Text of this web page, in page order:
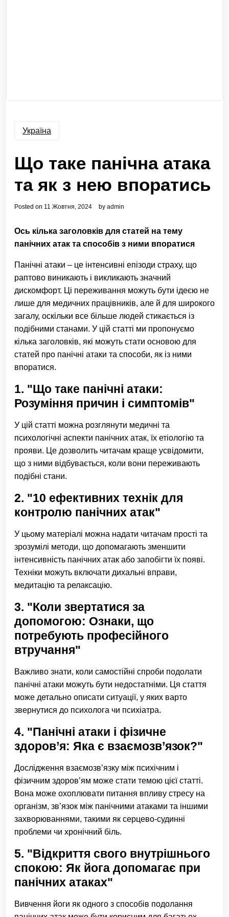
Україна
Що таке панічна атака
та як з нею впоратись
Posted on 11 Жовтня, 2024 by admin
Ось кілька заголовків для статей на тему
панічних атак та способів з ними впоратися
Панічні атаки – це інтенсивні епізоди страху, що
раптово виникають і викликають значний
дискомфорт. Ці переживання можуть бути ідеєю не
лише для медичних працівників, але й для широкого
загалу, оскільки все більше людей стикається із
подібними станами. У цій статті ми пропонуємо
кілька заголовків, які можуть стати основою для
статей про панічні атаки та способи, як із ними
впоратися.
1. "Що таке панічні атаки:
Розуміння причин і симптомів"
У цій статті можна розглянути медичні та
психологічні аспекти панічних атак, їх етіологію та
прояви. Це дозволить читачам краще усвідомити,
що з ними відбувається, коли вони переживають
подібні стани.
2. "10 ефективних технік для
контролю панічних атак"
У цьому матеріалі можна надати читачам прості та
зрозумілі методи, що допомагають зменшити
інтенсивність панічних атак або запобігти їх появі.
Техніки можуть включати дихальні вправи,
медитацію та релаксацію.
3. "Коли звертатися за
допомогою: Ознаки, що
потребують професійного
втручання"
Важливо знати, коли самостійні спроби подолати
панічні атаки можуть бути недостатніми. Ця стаття
може детально описати ситуації, у яких варто
звернутися до психолога чи психіатра.
4. "Панічні атаки і фізичне
здоров’я: Яка є взаємозв’язок?"
Дослідження взаємозв’язку між психічним і
фізичним здоров’ям може стати темою цієї статті.
Вона може охоплювати питання впливу стресу на
організм, зв’язок між панічними атаками та іншими
захворюваннями, такими як серцево-судинні
проблеми чи хронічний біль.
5. "Відкриття свого внутрішнього
спокою: Як йога допомагає при
панічних атаках"
Вивчення йоги як одного з способів подолання